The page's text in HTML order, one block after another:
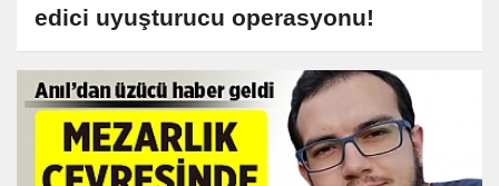
edici uyuşturucu operasyonu!